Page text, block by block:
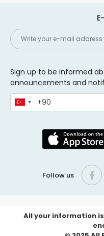
Sign up to be informed
announcements and
Follow us
All your information